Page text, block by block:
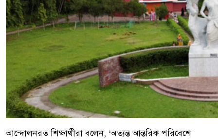
আন্দোলনরত শিক্ষার্থীরা বলেন, ‘অত্যন্ত আন্তরিক পরিবেশে